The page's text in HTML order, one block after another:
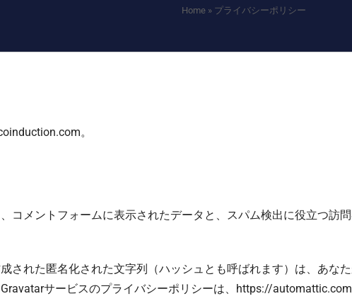
Home » プライバシーポリシー
。
コメントフォームに表示されたデータと、スパム検出に役立つ訪
された匿名化された文字列（ハッシュとも呼ばれます）は、あな
サービスのプライバシーポリシーは、https://